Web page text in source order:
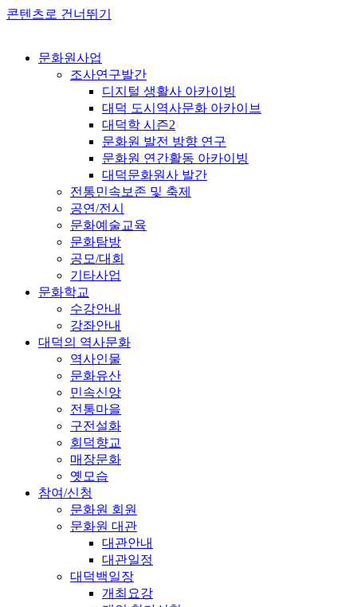
콘텐츠로 건너뛰기
문화원사업
조사연구발간
디지털 생활사 아카이빙
대덕 도시역사문화 아카이브
대덕학 시즌2
문화원 발전 방향 연구
문화원 연간활동 아카이빙
대덕문화원사 발간
전통민속보존 및 축제
공연/전시
문화예술교육
문화탐방
공모/대회
기타사업
문화학교
수강안내
강좌안내
대덕의 역사문화
역사인물
문화유산
민속신앙
전통마을
구전설화
회덕향교
매장문화
옛모습
참여/신청
문화원 회원
문화원 대관
대관안내
대관일정
대덕백일장
개최요강